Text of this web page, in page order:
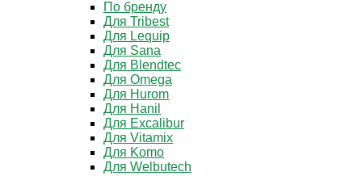
По бренду
Для Tribest
Для Lequip
Для Sana
Для Blendtec
Для Omega
Для Hurom
Для Hanil
Для Excalibur
Для Vitamix
Для Komo
Для Welbutech